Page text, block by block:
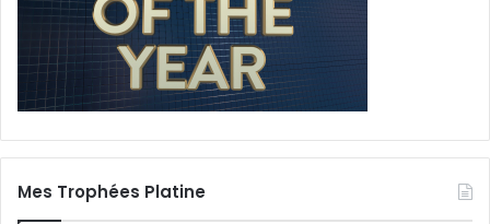
Mes Trophées Platine